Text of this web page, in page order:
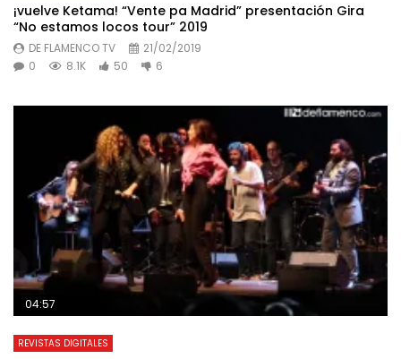
¡vuelve Ketama! “Vente pa Madrid” presentación Gira
“No estamos locos tour” 2019
DE FLAMENCO TV
21/02/2019
0
8.1K 50 6
04:57
REVISTAS DIGITALES